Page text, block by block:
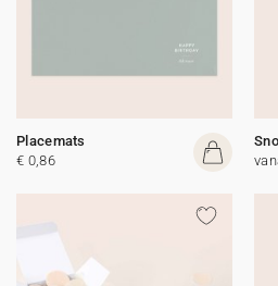
Placemats
€ 0,86